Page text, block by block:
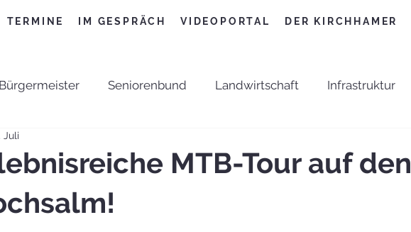
TERMINE IM GESPRÄCH VIDEOPORTAL DER KIRCHHAMER
Bürgermeister Seniorenbund Landwirtschaft Infrastruktur
Kultur
MTB-Tour auf den
Juli